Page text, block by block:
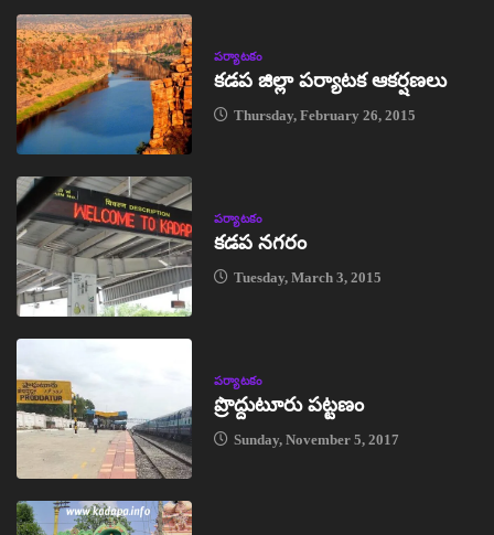
పర్యాటకం
కడప జిల్లా పర్యాటక ఆకర్షణలు
Thursday, February 26, 2015
పర్యాటకం
కడప నగరం
Tuesday, March 3, 2015
పర్యాటకం
ప్రొద్దుటూరు పట్టణం
Sunday, November 5, 2017